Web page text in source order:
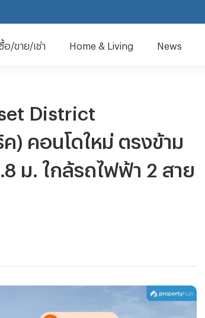
อ/ขาย/เช่า Home & Living News
District
) คอนโดใหม่ ตรงข้าม
ม. ใกล้รถไฟฟ้า 2 สาย